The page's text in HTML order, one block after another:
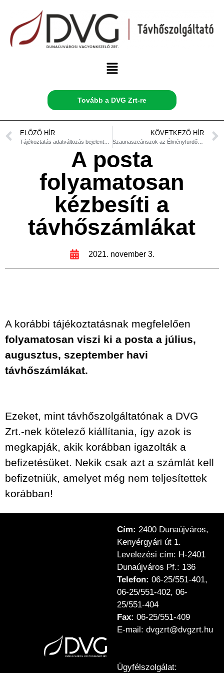
Tovább a DVG Zrt-re
ELŐZŐ HÍR KÖVETKEZŐ HÍR
Szaunaszeánszok az Élményfürdőben!
A posta
folyamatosan
kézbesíti a
távhőszámlákat
2021. november 3.
A korábbi tájékoztatásnak megfelelően
folyamatosan viszi ki a posta a július,
augusztus, szeptember havi
távhőszámlákat.
Ezeket, mint távhőszolgáltatónak a DVG
Zrt.-nek kötelező kiállítania, így azok is
megkapják, akik korábban igazolták a
befizetésüket. Nekik csak azt a számlát kell
befizetniük, amelyet még nem teljesítettek
korábban!
Cím: 2400 Dunaújváros,
Kenyérgyári út 1.
Levelezési cím: H-2401
Dunaújváros Pf.: 136
Telefon: 06-25/551-401,
06-25/551-402, 06-
25/551-404
Fax: 06-25/551-409
E-mail: dvgzrt@dvgzrt.hu
Ügyfélszolgálat: